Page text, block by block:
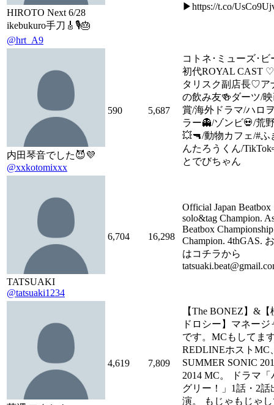
HIROTO Next 6/28
ikebukuro手刀🎸🎙️🎂
@hrt_A9
▶︎https://t.co/
内田琴音でした😈💜
@xxkotomixxx
590 5,687
コトネ･ミューズ･ビ
初代ROYAL CAST
タリスク副店長♡ア
の飲み友🍻ダーツ/
賞/海外ドラマ/ハロ
ラー👻/ゾンビ💀/荒
💥🔫/動物カフェ/#ふ
んたろうくん/
とでびちゃん
TATSUAKI
@tatsuaki1234
6,704 16,298
Official Japan Beatbox
solo&tag Champion.
Beatbox
Champion. 4thGAS.
はコチラから
4,619 7,809
【The BONEZ】&【
ドロシー】マネージ
です。MCもしてま
REDLINEホストMC
SUMMER SONIC
2014 MC。 ドラマ「
グリー！」1話・2話
演。 もじゃもじゃ